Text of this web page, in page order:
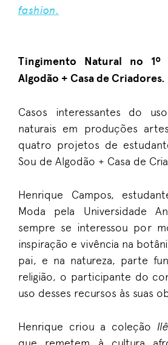
fashion.
Tingimento Natural no 1º
Algodão + Casa de Criadores.
Casos interessantes do
naturais em produções
quatro projetos de
Sou de Algodão + Casa de
Henrique Campos,
Moda pela Universidade
sempre se interessou por
inspiração e vivência na
pai, e na natureza, parte
religião, o participante do
uso desses recursos às suas
Henrique criou a coleção Ilê